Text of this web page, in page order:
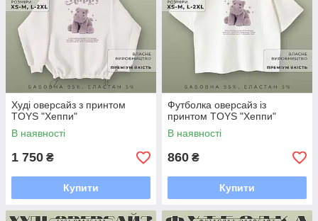
Худі оверсайз з принтом
TOYS "Хеппи"
В наявності
1 750 ₴
Купити
Футболка оверсайз із
принтом TOYS "Хеппи"
В наявності
860 ₴
Купити